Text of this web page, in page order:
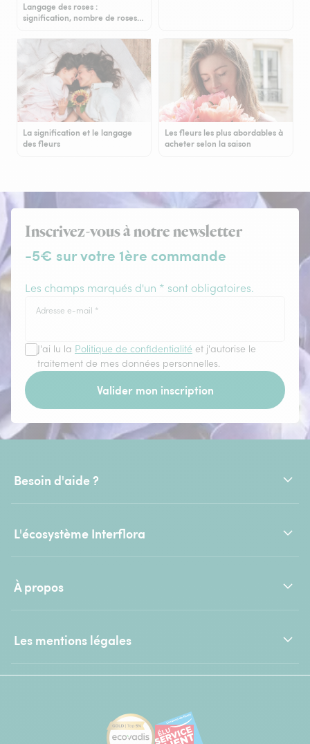
Langage des roses :
signification, nombre de roses…
La signification et le langage
des fleurs
Les fleurs les plus abordables à
acheter selon la saison
Inscrivez-vous à notre newsletter
-5€ sur votre 1ère commande
Les champs marqués d'un * sont obligatoires.
Adresse e-mail *
J'ai lu la Politique de confidentialité et j'autorise le
traitement de mes données personnelles.
Valider mon inscription
Besoin d'aide ?
L'écosystème Interflora
À propos
Les mentions légales